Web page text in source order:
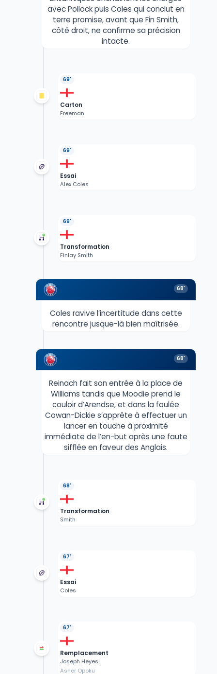
avec Pollock puis Coles qui conclut en
terre promise, avant que Fin Smith,
côté droit, ne confirme sa précision
intacte.
69'
Carton
Freeman
69'
Essai
Alex Coles
69'
Transformation
Finlay Smith
68'
Coles ravive l’incertitude dans cette
rencontre jusque-là bien maîtrisée.
68'
Reinach fait son entrée à la place de
Williams tandis que Moodie prend le
couloir d’Arendse, et dans la foulée
Cowan-Dickie s’apprête à effectuer un
lancer en touche à proximité
immédiate de l’en-but après une faute
sifflée en faveur des Anglais.
68'
Transformation
Smith
67'
Essai
Coles
67'
Remplacement
Joseph Heyes
Asher Opoku